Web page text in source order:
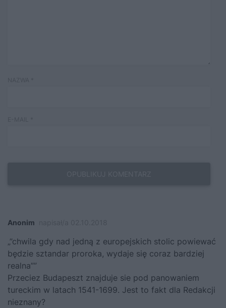
Anonim
„”chwila gdy nad jedną z europejskich stolic powiewać
będzie sztandar proroka, wydaje się coraz bardziej
realna””
Przeciez Budapeszt znajduje sie pod panowaniem
tureckim w latach 1541-1699. Jest to fakt dla Redakcji
nieznany?